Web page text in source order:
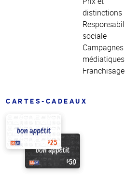
distinctions
sociale
Campagnes
médiatiques
Franchisage
CARTES-CADEAUX